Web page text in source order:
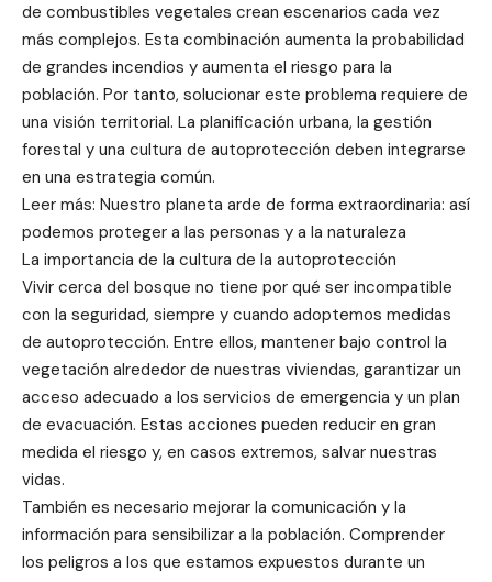
de combustibles vegetales crean escenarios cada vez
más complejos. Esta combinación aumenta la probabilidad
de grandes incendios y aumenta el riesgo para la
población. Por tanto, solucionar este problema requiere de
una visión territorial. La planificación urbana, la gestión
forestal y una cultura de autoprotección deben integrarse
en una estrategia común.
Leer más: Nuestro planeta arde de forma extraordinaria: así
podemos proteger a las personas y a la naturaleza
La importancia de la cultura de la autoprotección
Vivir cerca del bosque no tiene por qué ser incompatible
con la seguridad, siempre y cuando adoptemos medidas
de autoprotección. Entre ellos, mantener bajo control la
vegetación alrededor de nuestras viviendas, garantizar un
acceso adecuado a los servicios de emergencia y un plan
de evacuación. Estas acciones pueden reducir en gran
medida el riesgo y, en casos extremos, salvar nuestras
vidas.
También es necesario mejorar la comunicación y la
información para sensibilizar a la población. Comprender
los peligros a los que estamos expuestos durante un